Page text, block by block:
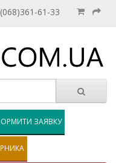
(068)361-61-33
ЗАЯВКУ